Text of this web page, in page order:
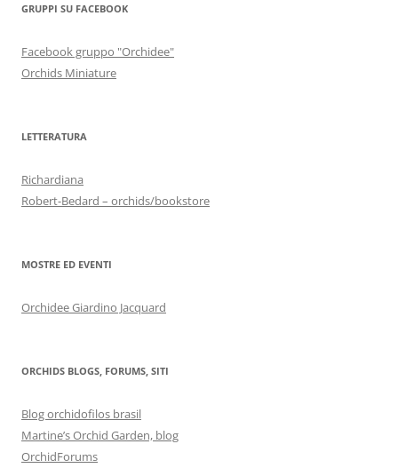
GRUPPI SU FACEBOOK
Facebook gruppo "Orchidee"
Orchids Miniature
LETTERATURA
Richardiana
Robert-Bedard – orchids/bookstore
MOSTRE ED EVENTI
Orchidee Giardino Jacquard
ORCHIDS BLOGS, FORUMS, SITI
Blog orchidofilos brasil
Martine’s Orchid Garden, blog
OrchidForums